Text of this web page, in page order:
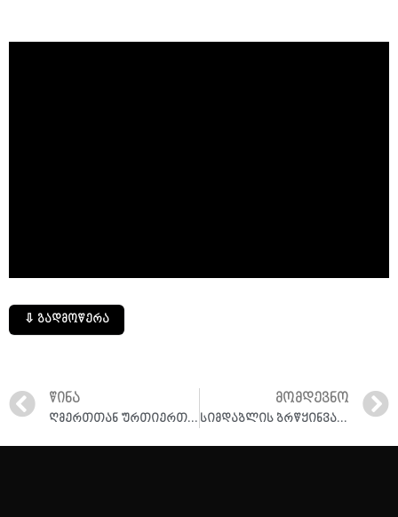
⇩ გადმოწერა
ᲬᲘᲜᲐ
ღმერთთან ურთიერთობის მიზეზები ჩვენში I ამონარიდი ქადაგებიდან 19.07.2022
ᲛᲝᲛᲓᲔᲕᲜᲝ
სიმდაბლის ბრწყინვალება I ამონარიდი ქადაგებიდან 07.03.2021